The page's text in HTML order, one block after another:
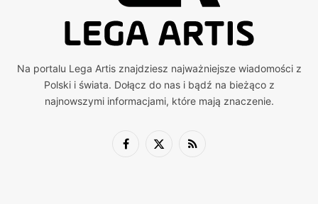
Na portalu Lega Artis znajdziesz najważniejsze wiadomości z
Polski i świata. Dołącz do nas i bądź na bieżąco z
najnowszymi informacjami, które mają znaczenie.
Facebook
X
RSS